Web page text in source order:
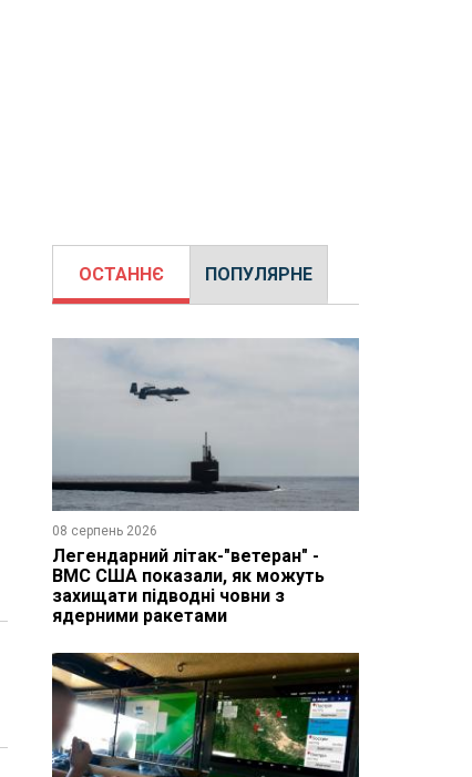
ОСТАННЄ ПОПУЛЯРНЕ
08 серпень 2026
Легендарний літак-"ветеран" -
ВМС США показали, як можуть
захищати підводні човни з
ядерними ракетами